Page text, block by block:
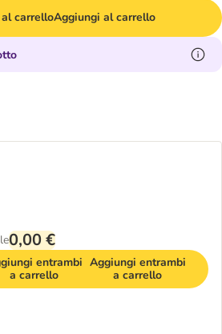
carrelloAggiungi al carrello
0,00 €
entrambi
a carrello
Aggiungi entrambi
a carrello